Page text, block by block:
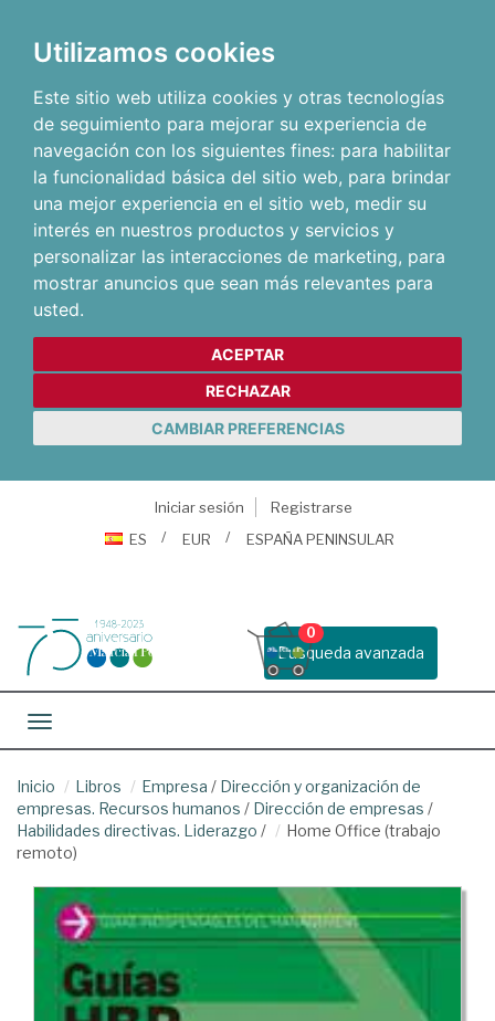
Utilizamos cookies
Este sitio web utiliza cookies y otras tecnologías
de seguimiento para mejorar su experiencia de
navegación con los siguientes fines: para habilitar
la funcionalidad básica del sitio web, para brindar
una mejor experiencia en el sitio web, medir su
interés en nuestros productos y servicios y
personalizar las interacciones de marketing, para
mostrar anuncios que sean más relevantes para
usted.
ACEPTAR
RECHAZAR
CAMBIAR PREFERENCIAS
Iniciar sesión
Registrarse
ES
EUR ESPAÑA PENINSULAR
Busqueda avanzada
0
Toggle navigation
Inicio Libros Empresa / Dirección y organización de
empresas. Recursos humanos / Dirección de empresas /
Habilidades directivas. Liderazgo /
Home Office (trabajo
remoto)